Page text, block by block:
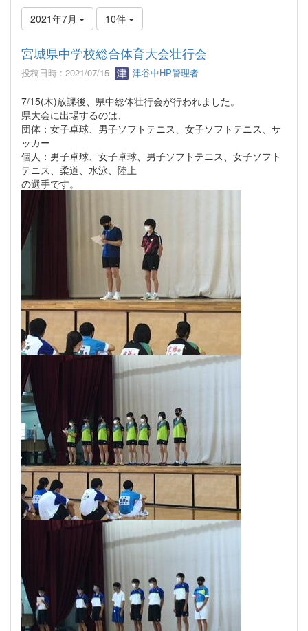
2021年7月 10件
宮城県中学校総合体育大会壮行会
投稿日時 : 2021/07/15 津谷中HP管理者
7/15(木)放課後、県中総体壮行会が行われました。
県大会に出場するのは、
団体：女子卓球、男子ソフトテニス、女子ソフトテニス、サ
ッカー
個人：男子卓球、女子卓球、男子ソフトテニス、女子ソフト
テニス、柔道、水泳、陸上
の選手です。